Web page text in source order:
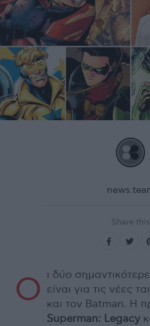
Share this
Ο
ι δύο
είναι για τις νέες
και τον Batman. H
Superman: Legacy